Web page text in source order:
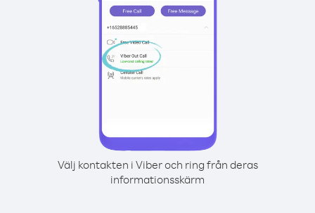
Välj kontakten i Viber och ring från deras
informationsskärm